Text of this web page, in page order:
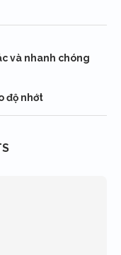
và nhanh chóng
độ nhớt